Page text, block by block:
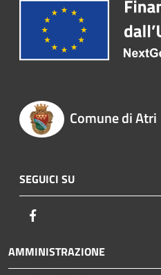
Comune di Atri
SEGUICI SU
AMMINISTRAZIONE